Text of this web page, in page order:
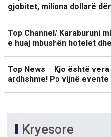
gjobitet, miliona dollarë
Top Channel/ Karaburuni
e huaj mbushën hotelet
Top News – Kjo është
ardhshme! Po vijnë
Kryesore